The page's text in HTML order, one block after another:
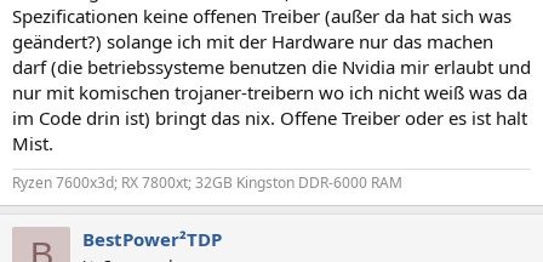
Spezificationen keine offenen Treiber (außer da hat sich was
geändert?) solange ich mit der Hardware nur das machen
darf (die betriebssysteme benutzen die Nvidia mir erlaubt und
nur mit komischen trojaner-treibern wo ich nicht weiß was da
im Code drin ist) bringt das nix. Offene Treiber oder es ist halt
Mist.
Ryzen 7600x3d; RX 7800xt; 32GB Kingston DDR-6000 RAM
BestPower²TDP